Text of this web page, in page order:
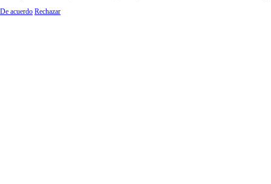
De acuerdo Rechazar